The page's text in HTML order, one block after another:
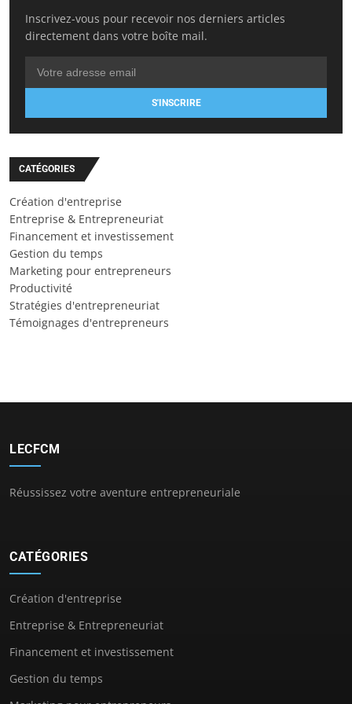
Inscrivez-vous pour recevoir nos derniers articles
directement dans votre boîte mail.
S'INSCRIRE
CATÉGORIES
Création d'entreprise
Entreprise & Entrepreneuriat
Financement et investissement
Gestion du temps
Marketing pour entrepreneurs
Productivité
Stratégies d'entrepreneuriat
Témoignages d'entrepreneurs
LECFCM
Réussissez votre aventure entrepreneuriale
CATÉGORIES
Création d'entreprise
Entreprise & Entrepreneuriat
Financement et investissement
Gestion du temps